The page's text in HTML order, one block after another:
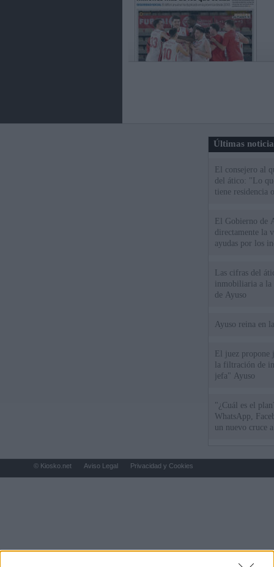
Últimas
El consejero al
del ático: "Lo
tiene residencia
El Gobierno de
directamente la
ayudas por los
Las cifras del
inmobiliaria a la
de Ayuso
Ayuso reina en
El juez propone
la filtración de
jefa" Ayuso
"¿Cuál es el
WhatsApp,
un nuevo cruce
© Kiosko.net Aviso Legal Privacidad y Cookies